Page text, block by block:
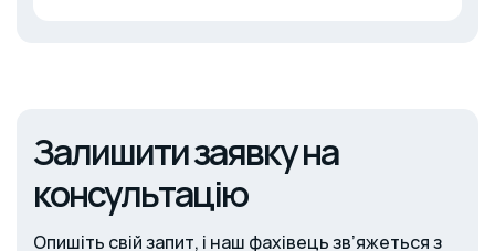
Залишити заявку на
консультацію
Опишіть свій запит, і наш фахівець зв’яжеться з